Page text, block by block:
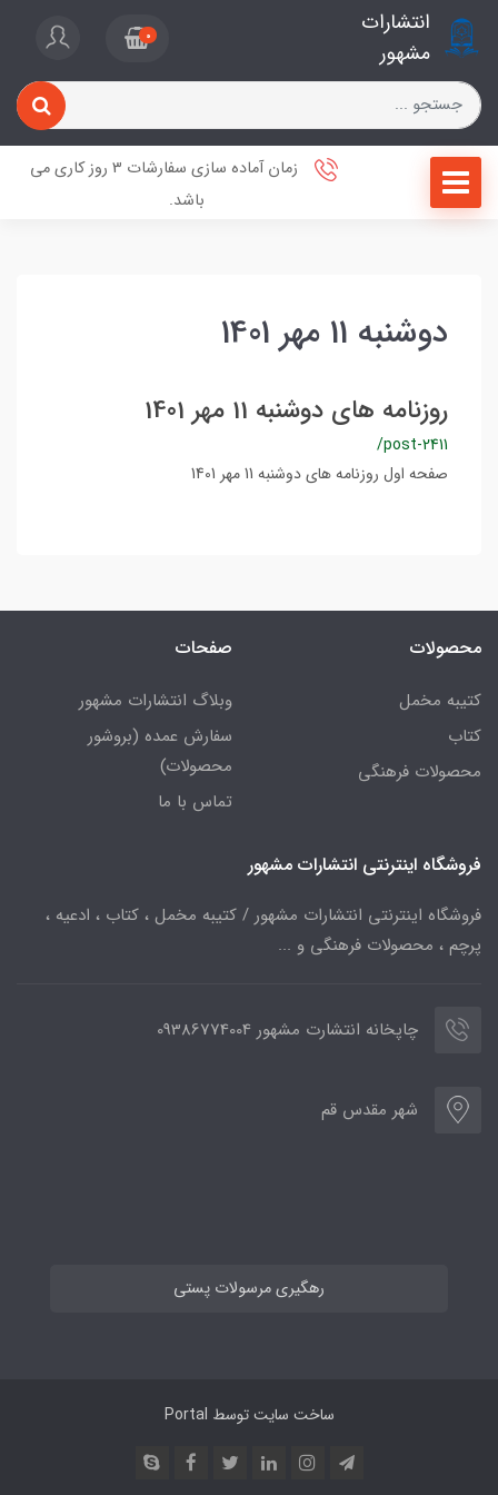
انتشارات
مشهور
0
زمان آماده سازی سفارشات 3 روز کاری می
باشد.
دوشنبه 11 مهر 1401
روزنامه های دوشنبه 11 مهر 1401
/post-2411
صفحه اول روزنامه های دوشنبه 11 مهر 1401
محصولات
کتیبه مخمل
کتاب
محصولات فرهنگی
صفحات
وبلاگ انتشارات مشهور
سفارش عمده (بروشور
محصولات)
تماس با ما
فروشگاه اینترنتی انتشارات مشهور
فروشگاه اینترنتی انتشارات مشهور / کتیبه مخمل ، کتاب ، ادعیه ،
پرچم ، محصولات فرهنگی و ...
چاپخانه انتشارت مشهور 09386774004
شهر مقدس قم
رهگیری مرسولات پستی
ساخت سایت توسط Portal